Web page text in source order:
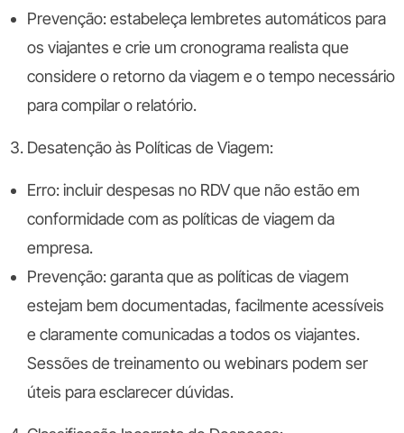
Prevenção:estabeleça lembretes automáticos para
os viajantes e crie um cronograma realista que
considere o retorno da viagem e o tempo necessário
para compilar o relatório.
Desatenção às Políticas de Viagem:
Erro:incluir despesas no RDV que não estão em
conformidade com as políticas de viagem da
empresa.
Prevenção:garanta que as políticas de viagem
estejam bem documentadas, facilmente acessíveis
e claramente comunicadas a todos os viajantes.
Sessões de treinamento ou webinars podem ser
úteis para esclarecer dúvidas.